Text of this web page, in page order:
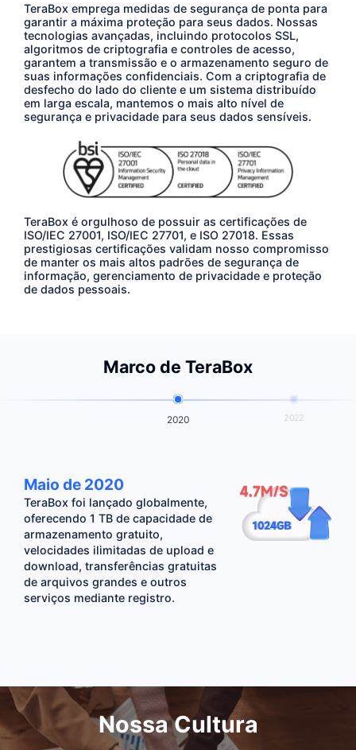
TeraBox emprega medidas de segurança de ponta para
garantir a máxima proteção para seus dados. Nossas
tecnologias avançadas, incluindo protocolos SSL,
algoritmos de criptografia e controles de acesso,
garantem a transmissão e o armazenamento seguro de
suas informações confidenciais. Com a criptografia de
desfecho do lado do cliente e um sistema distribuído
em larga escala, mantemos o mais alto nível de
segurança e privacidade para seus dados sensíveis.
TeraBox é orgulhoso de possuir as certificações de
ISO/IEC 27001, ISO/IEC 27701, e ISO 27018. Essas
prestigiosas certificações validam nosso compromisso
de manter os mais altos padrões de segurança de
informação, gerenciamento de privacidade e proteção
de dados pessoais.
Marco de TeraBox
2020 2022
Maio de 2020
TeraBox foi lançado globalmente,
oferecendo 1 TB de capacidade de
armazenamento gratuito,
velocidades ilimitadas de upload e
download, transferências gratuitas
de arquivos grandes e outros
serviços mediante registro.
Nossa Cultura